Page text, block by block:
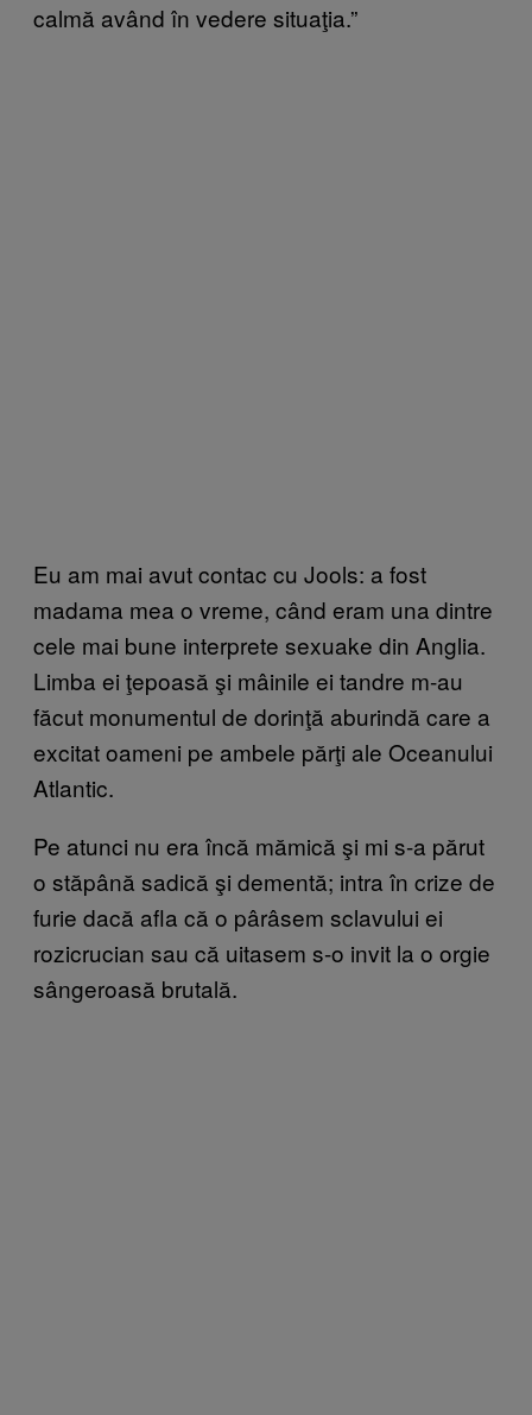
calmă având în vedere situaţia.”
Eu am mai avut contac cu Jools: a fost
madama mea o vreme, când eram una dintre
cele mai bune interprete sexuake din Anglia.
Limba ei ţepoasă şi mâinile ei tandre m-au
făcut monumentul de dorinţă aburindă care a
excitat oameni pe ambele părţi ale Oceanului
Atlantic.
Pe atunci nu era încă mămică şi mi s-a părut
o stăpână sadică şi dementă; intra în crize de
furie dacă afla că o pârâsem sclavului ei
rozicrucian sau că uitasem s-o invit la o orgie
sângeroasă brutală.